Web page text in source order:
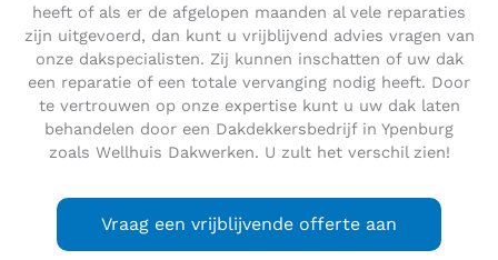
heeft of als er de afgelopen maanden al vele reparaties
zijn uitgevoerd, dan kunt u vrijblijvend advies vragen van
onze dakspecialisten. Zij kunnen inschatten of uw dak
een reparatie of een totale vervanging nodig heeft. Door
te vertrouwen op onze expertise kunt u uw dak laten
behandelen door een Dakdekkersbedrijf in Ypenburg
zoals Wellhuis Dakwerken. U zult het verschil zien!
Vraag een vrijblijvende offerte aan